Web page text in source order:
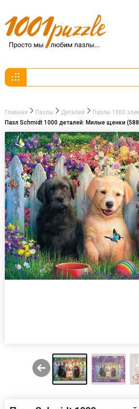
Главная Пазлы Деталей
Пазлы 1000
Пазл Schmidt 1000 деталей: Милые щенки